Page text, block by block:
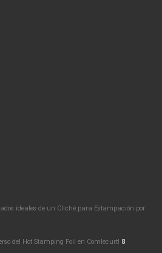
ideales de un Cliché para Estampación por
del Hot Stamping Foil en Comlecurt! 8